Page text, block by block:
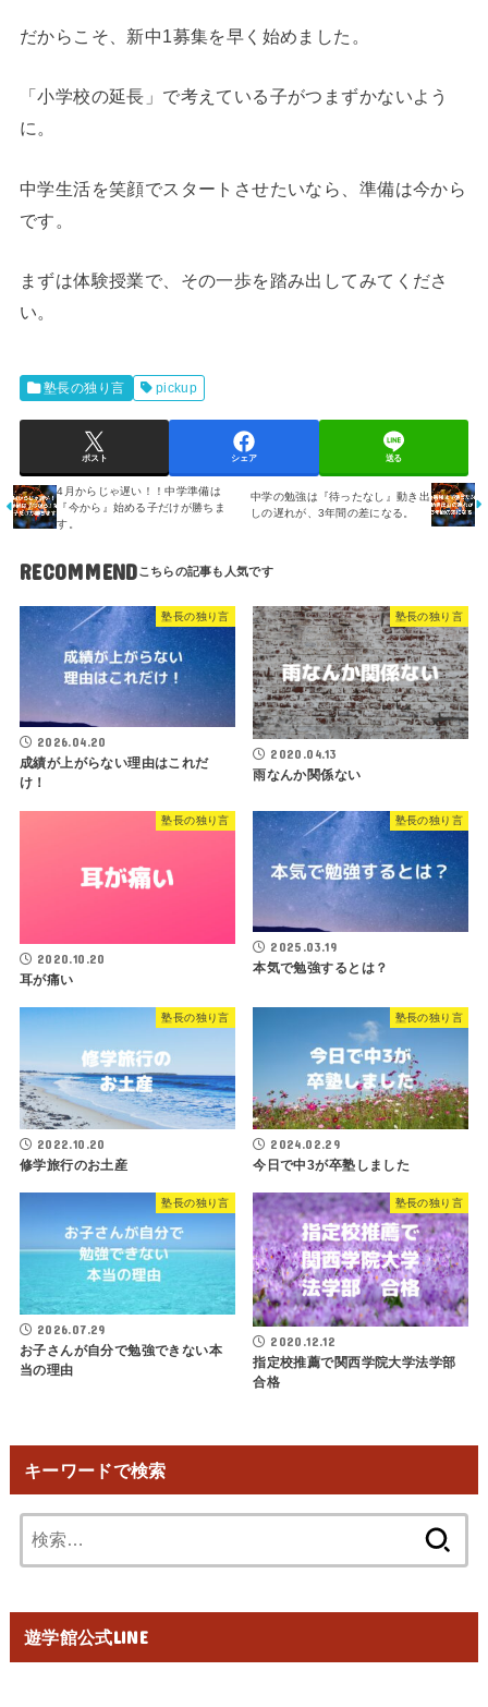
だからこそ、新中1募集を早く始めました。
「小学校の延長」で考えている子がつまずかないよう
に。
中学生活を笑顔でスタートさせたいなら、準備は今から
です。
まずは体験授業で、その一歩を踏み出してみてくださ
い。
塾長の独り言 pickup
ポスト シェア 送る
4月からじゃ遅い！！中学準備は
『今から』始める子だけが勝ちま
す。
中学の勉強は『待ったなし』動き出
しの遅れが、3年間の差になる。
RECOMMEND
塾長の独り言
2026.04.20
成績が上がらない理由はこれだ
け！
塾長の独り言
2020.04.13
雨なんか関係ない
塾長の独り言
2020.10.20
耳が痛い
塾長の独り言
2025.03.19
本気で勉強するとは？
塾長の独り言
2022.10.20
修学旅行のお土産
塾長の独り言
2024.02.29
今日で中3が卒塾しました
塾長の独り言
2026.07.29
お子さんが自分で勉強できない本
当の理由
塾長の独り言
2020.12.12
指定校推薦で関西学院大学法学部
合格
キーワードで検索
索:
遊学館公式LINE